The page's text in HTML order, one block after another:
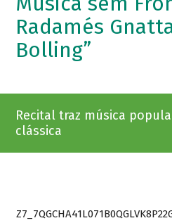
Radamés
Bolling”
Recital traz música
clássica